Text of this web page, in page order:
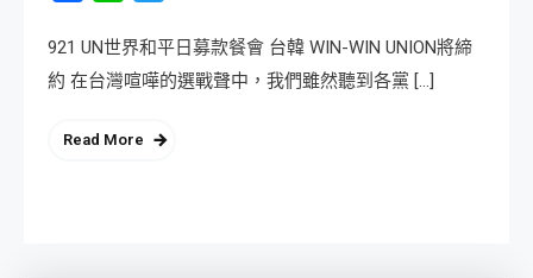
921 UN世界和平日募款餐會 台韓 WIN-WIN UNION將締
約 在台灣喧嘩的選戰聲中，我們雖然聽到各黨 […]
Read More